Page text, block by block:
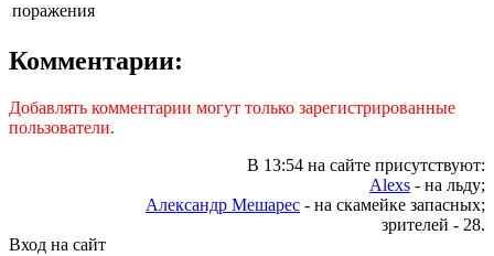
поражения
Комментарии:
Добавлять комментарии могут только зарегистрированные
пользователи.
В 13:54 на сайте присутствуют:
Alexs - на льду;
Александр Мешарес - на скамейке запасных;
зрителей - 28.
Вход на сайт